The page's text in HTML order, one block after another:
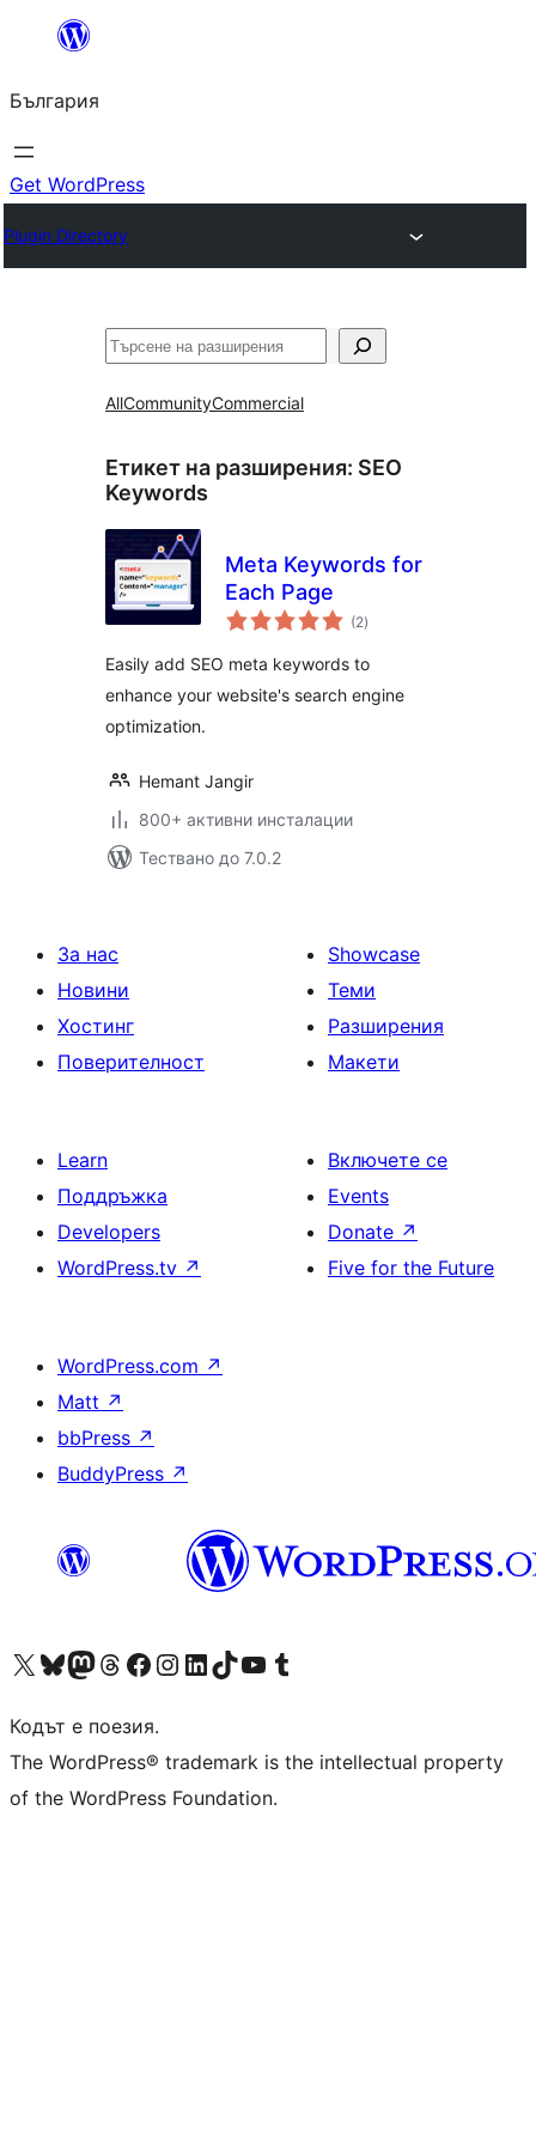
България
Get WordPress
Plugin Directory
Търсене
AllCommunityCommercial
Етикет на разширения: SEO
Keywords
Meta Keywords for
Each Page
(2общо
оценки
)
Easily add SEO meta keywords to
enhance your website's search engine
optimization.
Hemant Jangir
800+ активни инсталации
Тествано до 7.0.2
За нас
Новини
Хостинг
Поверителност
Showcase
Теми
Разширения
Макети
Learn
Поддръжка
Developers
WordPress.tv ↗
Включете се
Events
Donate ↗
Five for the Future
WordPress.com ↗
Matt ↗
bbPress ↗
BuddyPress ↗
Visit our X (formerly Twitter) account
Visit our Bluesky account
Visit our Mastodon account
Visit our Threads account
Посетете нашата страница във Facebook
Посетете нашия профил в Instagram
Посетете нашия профил в LinkedIn
Visit our TikTok account
Visit our YouTube channel
Visit our Tumblr account
Кодът е поезия.
The WordPress® trademark is the intellectual property
of the WordPress Foundation.